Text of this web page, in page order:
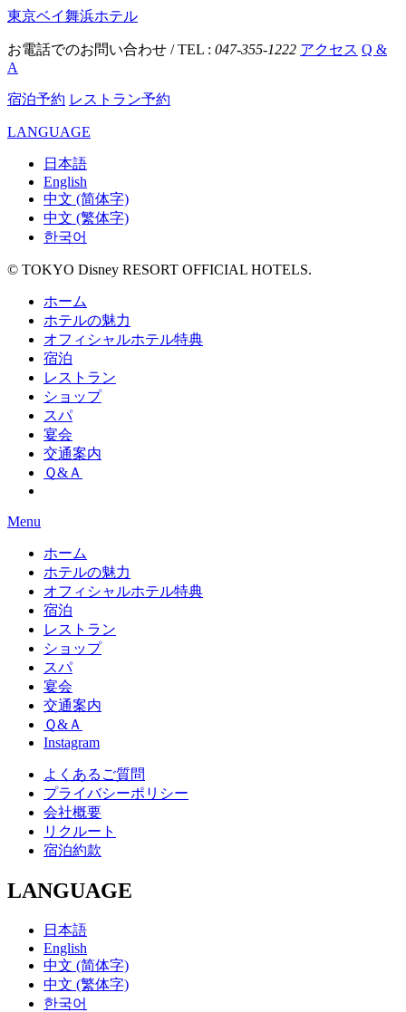
東京ベイ舞浜ホテル
お電話でのお問い合わせ / TEL : 047-355-1222 アクセス Q &
A
宿泊予約 レストラン予約
LANGUAGE
日本語
English
中文 (简体字)
中文 (繁体字)
한국어
© TOKYO Disney RESORT OFFICIAL HOTELS.
ホーム
ホテルの魅力
オフィシャルホテル特典
宿泊
レストラン
ショップ
スパ
宴会
交通案内
Ｑ&Ａ
Menu
ホーム
ホテルの魅力
オフィシャルホテル特典
宿泊
レストラン
ショップ
スパ
宴会
交通案内
Ｑ&Ａ
Instagram
よくあるご質問
プライバシーポリシー
会社概要
リクルート
宿泊約款
LANGUAGE
日本語
English
中文 (简体字)
中文 (繁体字)
한국어